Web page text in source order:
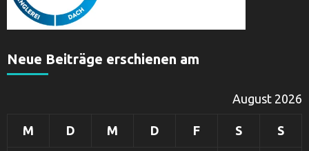
Neue Beiträge erschienen am
August 2026
M D M D F S S